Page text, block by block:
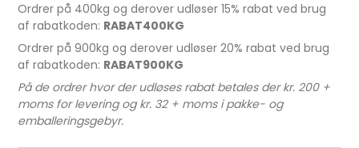
Ordrer på 400kg og derover udløser 15% rabat ved brug
af rabatkoden: RABAT400KG
Ordrer på 900kg og derover udløser 20% rabat ved brug
af rabatkoden: RABAT900KG
På de ordrer hvor der udløses rabat betales der kr. 200 +
moms for levering og kr. 32 + moms i pakke- og
emballeringsgebyr.